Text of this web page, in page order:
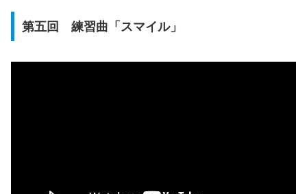
第五回 練習曲「スマイル」